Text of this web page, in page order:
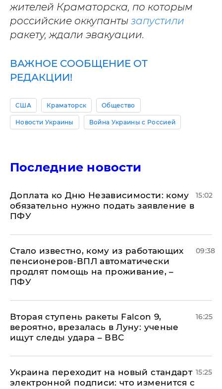
жителей Краматорска, по которым
российские оккупанты запустили
ракету, ждали эвакуации.
ВАЖНОЕ СООБЩЕНИЕ ОТ
РЕДАКЦИИ!
США Краматорск Общество
Новости Украины Война Украины с Россией
Последние новости
Доплата ко Дню Независимости: кому
обязательно нужно подать заявление в
ПФУ
15:02
Стало известно, кому из работающих
пенсионеров-ВПЛ автоматически
продлят помощь на проживание, –
ПФУ
09:38
Вторая ступень ракеты Falcon 9,
вероятно, врезалась в Луну: ученые
ищут следы удара – ВВС
16:25
Украина переходит на новый стандарт
электронной подписи: что изменится с
15:25